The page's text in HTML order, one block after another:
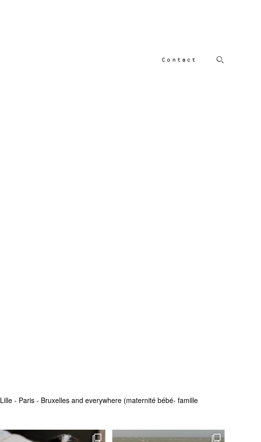
Contact
Lille - Paris - Bruxelles and everywhere (maternité bébé- famille